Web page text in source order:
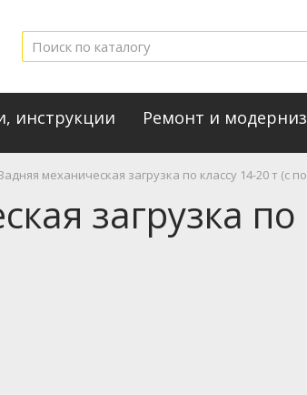
инструкции Ремонт и
механическая загрузка по классу 14-20 т
загрузка